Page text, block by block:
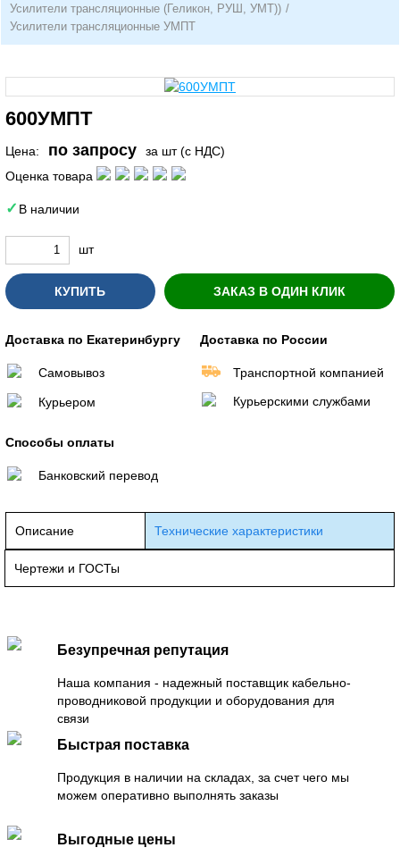
Усилители трансляционные (Геликон, РУШ, УМТ)) /
Усилители трансляционные УМПТ
600УМПТ
Цена: по запросу
за шт (с НДС)
Оценка товара
В наличии
шт
КУПИТЬ ЗАКАЗ В ОДИН КЛИК
Доставка по Екатеринбургу
Самовывоз
Курьером
Доставка по России
Транспортной компанией
Курьерскими службами
Способы оплаты
Банковский перевод
Описание Технические характеристики
Чертежи и ГОСТы
Безупречная репутация
Наша компания - надежный поставщик кабельно-
проводниковой продукции и оборудования для
связи
Быстрая поставка
Продукция в наличии на складах, за счет чего мы
можем оперативно выполнять заказы
Выгодные цены